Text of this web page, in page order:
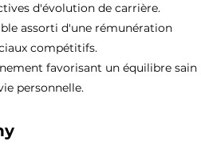
d'évolution de carrière.
assorti d'une rémunération
compétitifs.
favorisant un équilibre sain
personnelle.